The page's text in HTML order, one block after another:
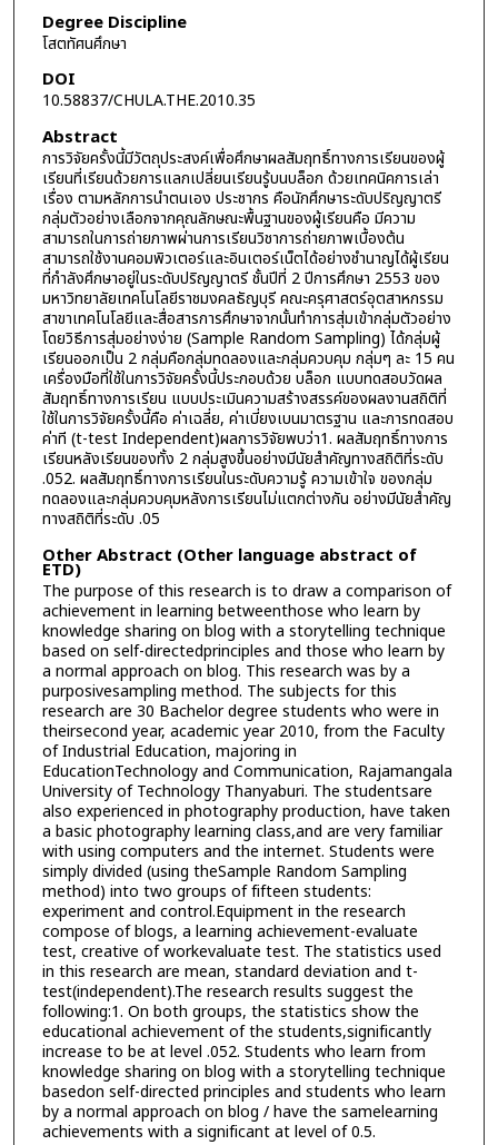
Degree Discipline
โสตทัศนศึกษา
DOI
10.58837/CHULA.THE.2010.35
Abstract
การวิจัยครั้งนี้มีวัตถุประสงค์เพื่อศึกษาผลสัมฤทธิ์ทางการเรียนของผู้
เรียนที่เรียนด้วยการแลกเปลี่ยนเรียนรู้บนบล็อก ด้วยเทคนิคการเล่า
เรื่อง ตามหลักการนำตนเอง ประชากร คือนักศึกษาระดับปริญญาตรี
กลุ่มตัวอย่างเลือกจากคุณลักษณะพื้นฐานของผู้เรียนคือ มีความ
สามารถในการถ่ายภาพผ่านการเรียนวิชาการถ่ายภาพเบื้องต้น
สามารถใช้งานคอมพิวเตอร์และอินเตอร์เน็ตได้อย่างชำนาญได้ผู้เรียน
ที่กำลังศึกษาอยู่ในระดับปริญญาตรี ชั้นปีที่ 2 ปีการศึกษา 2553 ของ
มหาวิทยาลัยเทคโนโลยีราชมงคลธัญบุรี คณะครุศาสตร์อุตสาหกรรม
สาขาเทคโนโลยีและสื่อสารการศึกษาจากนั้นทำการสุ่มเข้ากลุ่มตัวอย่าง
โดยวิธีการสุ่มอย่างง่าย (Sample Random Sampling) ได้กลุ่มผู้
เรียนออกเป็น 2 กลุ่มคือกลุ่มทดลองและกลุ่มควบคุม กลุ่มๆ ละ 15 คน
เครื่องมือที่ใช้ในการวิจัยครั้งนี้ประกอบด้วย บล็อก แบบทดสอบวัดผล
สัมฤทธิ์ทางการเรียน แบบประเมินความสร้างสรรค์ของผลงานสถิติที่
ใช้ในการวิจัยครั้งนี้คือ ค่าเฉลี่ย, ค่าเบี่ยงเบนมาตรฐาน และการทดสอบ
ค่าที (t-test Independent)ผลการวิจัยพบว่า1. ผลสัมฤทธิ์ทางการ
เรียนหลังเรียนของทั้ง 2 กลุ่มสูงขึ้นอย่างมีนัยสำคัญทางสถิติที่ระดับ
.052. ผลสัมฤทธิ์ทางการเรียนในระดับความรู้ ความเข้าใจ ของกลุ่ม
ทดลองและกลุ่มควบคุมหลังการเรียนไม่แตกต่างกัน อย่างมีนัยสำคัญ
ทางสถิติที่ระดับ .05
Other Abstract (Other language abstract of
ETD)
The purpose of this research is to draw a comparison of
achievement in learning betweenthose who learn by
knowledge sharing on blog with a storytelling technique
based on self-directedprinciples and those who learn by
a normal approach on blog. This research was by a
purposivesampling method. The subjects for this
research are 30 Bachelor degree students who were in
theirsecond year, academic year 2010, from the Faculty
of Industrial Education, majoring in
EducationTechnology and Communication, Rajamangala
University of Technology Thanyaburi. The studentsare
also experienced in photography production, have taken
a basic photography learning class,and are very familiar
with using computers and the internet. Students were
simply divided (using theSample Random Sampling
method) into two groups of fifteen students:
experiment and control.Equipment in the research
compose of blogs, a learning achievement-evaluate
test, creative of workevaluate test. The statistics used
in this research are mean, standard deviation and t-
test(independent).The research results suggest the
following:1. On both groups, the statistics show the
educational achievement of the students,significantly
increase to be at level .052. Students who learn from
knowledge sharing on blog with a storytelling technique
basedon self-directed principles and students who learn
by a normal approach on blog / have the samelearning
achievements with a significant at level of 0.5.